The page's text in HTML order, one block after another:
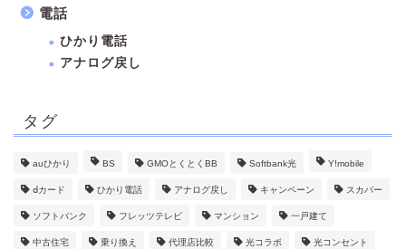
電話
ひかり電話
アナログ戻し
タグ
auひかり BS GMOとくとくBB Softbank光 Y!mobile
ⅾカード ひかり電話 アナログ戻し キャンペーン スカパー
ソフトバンク フレッツテレビ マンション 一戸建て
中古住宅 乗り換え 代理店比較 光コラボ 光コンセント